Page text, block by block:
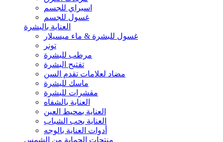
اسبراي للجسم
غسول للجسم
العناية بالبشرة
غسول للبشرة & ماء ميسيلار
تونر
مرطب للبشرة
تفتيح البشرة
مضاد لعلامات تقدم السن
ماسك للبشرة
مقشرات للبشرة
العناية بالشفاه
العناية بمحيط العين
العناية بحب الشباب
أدوات العناية بالوجه
منتجات الحماية من الشمس